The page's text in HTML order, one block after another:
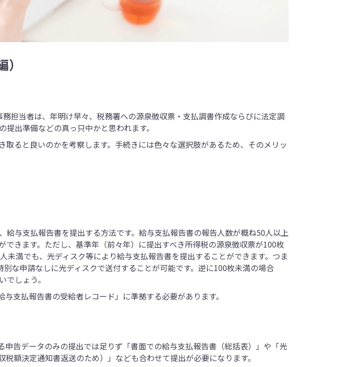
担当者は、年明け早々、税務署への源泉徴収票・支払調書作成ならびに法定調
出準備などの真っ只中かと思われます。
ると良いのかを考察します。手続きには色々な選択肢があるため、そのメリッ
給与支払報告書を提出する方法です。給与支払報告書の報告人数が概ね50人以上
きます。ただし、基準年（前々年）に提出すべき所得税の源泉徴収票が100枚
満でも、光ディスク等により給与支払報告書を提出することができます。つま
な申請なしに光ディスクで送付することが可能です。逆に100枚未満の場合
しょう。
支払報告書の受給者レコード」に準拠する必要があります。
告データのみの提出では足りず「書面での給与支払報告書（総括表）」や「光
額決定通知書返送のため）」なども合わせて提出が必要になります。